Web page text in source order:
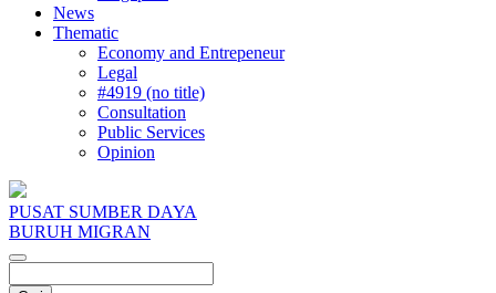
News
Thematic
Economy and Entrepeneur
Legal
#4919 (no title)
Consultation
Public Services
Opinion
PUSAT SUMBER DAYA
BURUH MIGRAN